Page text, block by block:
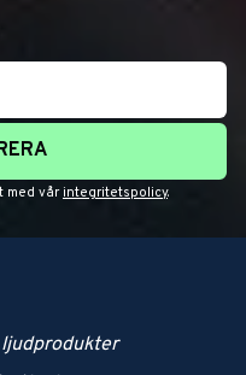
med vår integritetspolicy.